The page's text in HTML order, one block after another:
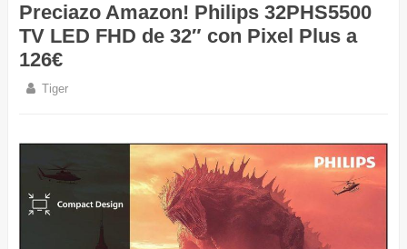
Preciazo Amazon! Philips 32PHS5500
TV LED FHD de 32″ con Pixel Plus a
126€
Tiger